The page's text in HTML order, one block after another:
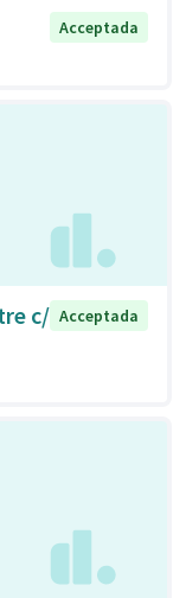
Acceptada
c/ Acceptada